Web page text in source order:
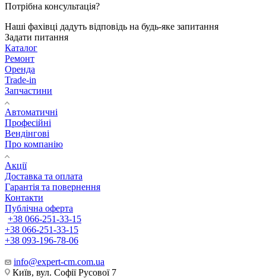
Потрібна консультація?
Наші фахівці дадуть відповідь на будь-яке запитання
Задати питання
Каталог
Ремонт
Оренда
Trade-in
Запчастини
Автоматичні
Професійні
Вендінгові
Про компанію
Акції
Доставка та оплата
Гарантія та повернення
Контакти
Публічна оферта
+38 066-251-33-15
+38 066-251-33-15
+38 093-196-78-06
info@expert-cm.com.ua
Київ, вул. Софії Русової 7